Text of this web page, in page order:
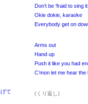
て
Don’t be ‘fraid to sing
Okie dokie, karaoke
Everybody get on
Arms out
Hand up
Push it like you had
C’mon let me hear the
(くり返し)